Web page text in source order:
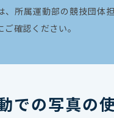
、所属運動部の競技団体
確認ください。
での写真の